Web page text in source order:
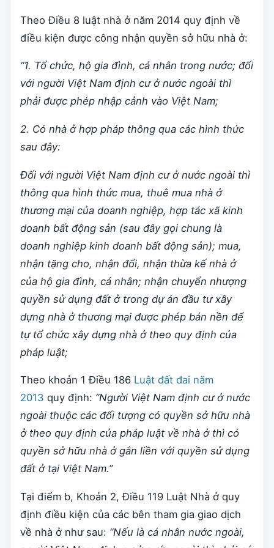
Theo Điều 8 luật nhà ở năm 2014 quy định về
điều kiện được công nhận quyền sở hữu nhà ở:
“1. Tổ chức, hộ gia đình, cá nhân trong nước; đối
với người Việt Nam định cư ở nước ngoài thì
phải được phép nhập cảnh vào Việt Nam;
2. Có nhà ở hợp pháp thông qua các hình thức
sau đây:
Đối với người Việt Nam định cư ở nước ngoài thì
thông qua hình thức mua, thuê mua nhà ở
thương mại của doanh nghiệp, hợp tác xã kinh
doanh bất động sản (sau đây gọi chung là
doanh nghiệp kinh doanh bất động sản); mua,
nhận tặng cho, nhận đổi, nhận thừa kế nhà ở
của hộ gia đình, cá nhân; nhận chuyển nhượng
quyền sử dụng đất ở trong dự án đầu tư xây
dựng nhà ở thương mại được phép bán nền để
tự tổ chức xây dựng nhà ở theo quy định của
pháp luật;
Theo khoản 1 Điều 186 Luật đất đai năm
2013 quy định: “Người Việt Nam định cư ở nước
ngoài thuộc các đối tượng có quyền sở hữu nhà
ở theo quy định của pháp luật về nhà ở thì có
quyền sở hữu nhà ở gắn liền với quyền sử dụng
đất ở tại Việt Nam.”
Tại điểm b, Khoản 2, Điều 119 Luật Nhà ở quy
định điều kiện của các bên tham gia giao dịch
về nhà ở như sau: “Nếu là cá nhân nước ngoài,